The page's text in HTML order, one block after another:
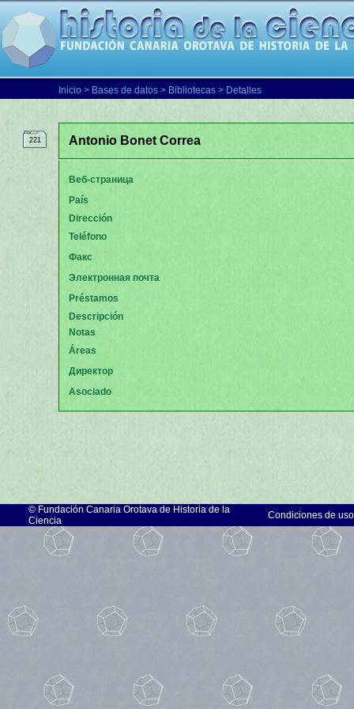
Inicio > Bases de datos > Bibliotecas > Detalles
221 Antonio Bonet Correa
Веб-страница
País
Dirección
Teléfono
Факс
Электронная почта
Préstamos
Descripción
Notas
Áreas
Директор
Asociado
© Fundación Canaria Orotava de Historia de la
Ciencia
Condiciones de uso